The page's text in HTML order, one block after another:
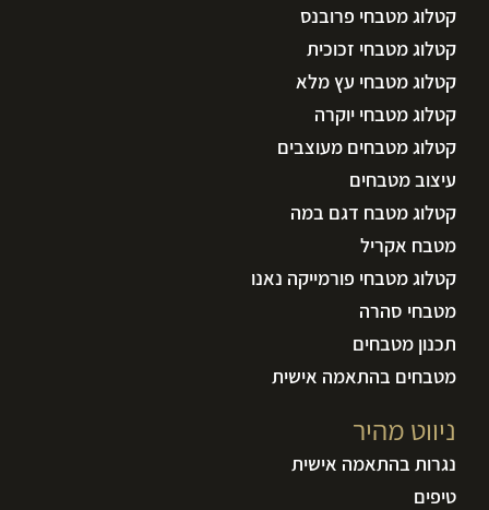
קטלוג מטבחי פרובנס
קטלוג מטבחי זכוכית
קטלוג מטבחי עץ מלא
קטלוג מטבחי יוקרה
קטלוג מטבחים מעוצבים
עיצוב מטבחים
קטלוג מטבח דגם במה
מטבח אקריל
קטלוג מטבחי פורמייקה נאנו
מטבחי סהרה
תכנון מטבחים
מטבחים בהתאמה אישית
ניווט מהיר
נגרות בהתאמה אישית
טיפים